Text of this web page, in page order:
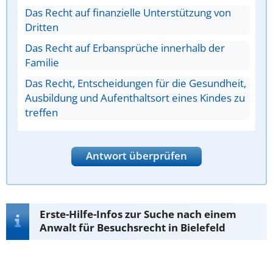
Das Recht auf finanzielle Unterstützung von
Dritten
Das Recht auf Erbansprüche innerhalb der
Familie
Das Recht, Entscheidungen für die Gesundheit,
Ausbildung und Aufenthaltsort eines Kindes zu
treffen
Antwort überprüfen
Erste-Hilfe-Infos zur Suche nach einem
Anwalt für Besuchsrecht in Bielefeld